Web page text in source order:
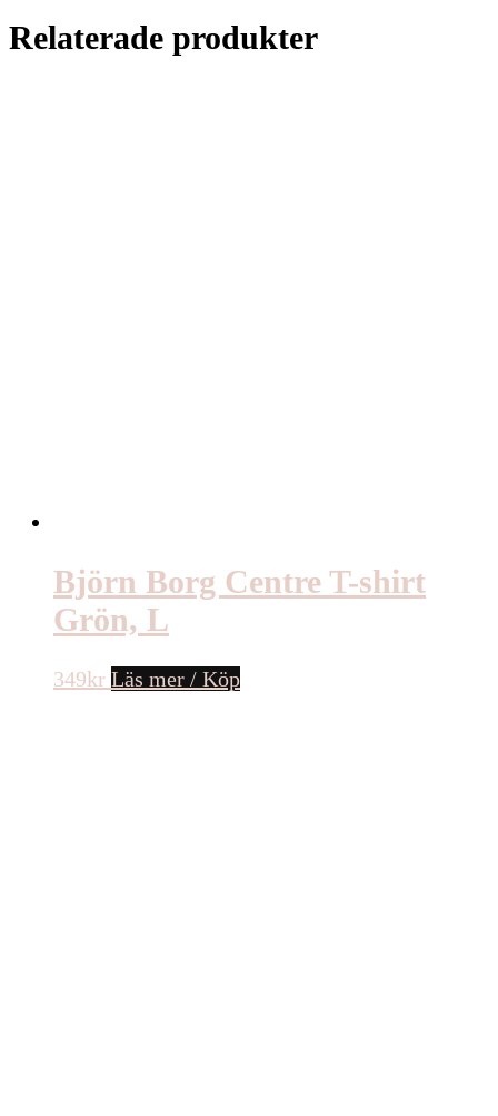
Relaterade produkter
Björn Borg Centre T-shirt
Grön, L
349kr Läs mer / Köp